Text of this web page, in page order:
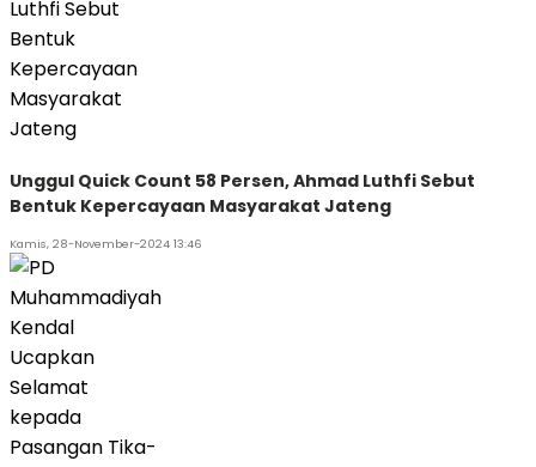
Unggul Quick Count 58 Persen, Ahmad Luthfi Sebut
Bentuk Kepercayaan Masyarakat Jateng
Kamis, 28-November-2024 13:46